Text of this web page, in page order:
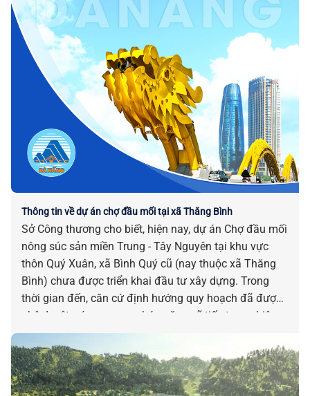
Thông tin về dự án chợ đầu mối tại xã Thăng Bình
Sở Công thương cho biết, hiện nay, dự án Chợ đầu mối
nông súc sản miền Trung - Tây Nguyên tại khu vực
thôn Quý Xuân, xã Bình Quý cũ (nay thuộc xã Thăng
Bình) chưa được triển khai đầu tư xây dựng. Trong
thời gian đến, căn cứ định hướng quy hoạch đã được
phê duyệt, các cơ quan chức năng sẽ tiếp tục nghiên
cứu, xúc tiến, kêu gọi đầu tư.